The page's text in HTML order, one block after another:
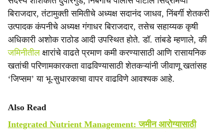
बिराजदार, तंटामुक्ती समितीचे अध्यक्ष सदानंद जाधव, निंबर्गी शेतकरी
उत्पादक कंपनीचे अध्यक्ष गंगाधर बिराजदार, तसेच सहाय्यक कृषी
अधिकारी अशोक राठोड आदी उपस्थित होते. डॉ. तांबडे म्हणाले, की
जमिनीतील क्षारांचे वाढते प्रमाण कमी करण्यासाठी आणि रासायनिक
खतांची परिणामकारकता वाढविण्यासाठी शेतकऱ्यांनी जीवाणू खतांसह
‘जिप्सम’ या भू-सुधारकाचा वापर वाढविणे आवश्यक आहे.
Also Read
Integrated Nutrient Management: जमीन आरोग्यासाठी